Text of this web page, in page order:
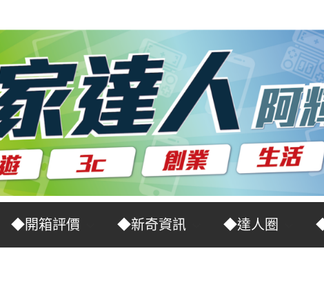
◆開箱評價 ◆新奇資訊 ◆達人圈